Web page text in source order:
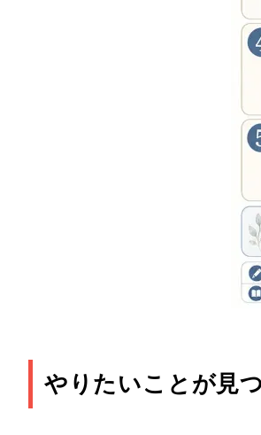
やりたいことが見